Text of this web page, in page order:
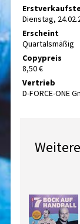
Dienstag,
Erscheint
Quartalsmäßig
Copypreis
8,50 €
Vertrieb
D-FORCE-ONE